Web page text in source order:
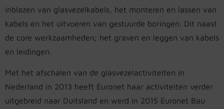
inblazen van glasvezelkabels, het monteren en lassen van
kabels en het uitvoeren van gestuurde boringen. Dit naast
de core werkzaamheden; het graven en leggen van kabels
en leidingen.
Met het afschalen van de glasvezelactiviteiten in
Nederland in 2013 heeft Euronet haar activiteiten verder
uitgebreid naar Duitsland en werd in 2015 Euronet Bau